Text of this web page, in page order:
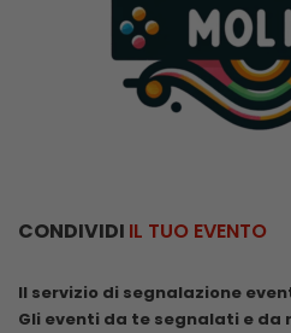
CONDIVIDI IL TUO EVENTO
Il servizio di segnalazione
Gli eventi da te segnalati e da